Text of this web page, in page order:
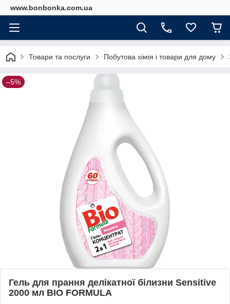
www.bonbonka.com.ua
Товари та послуги Побутова хімія і товари для дому
–5%
Гель для прання делікатної білизни Sensitive
2000 мл BIO FORMULA